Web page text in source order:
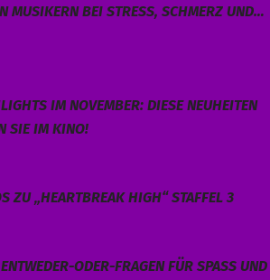
MUSIKERN BEI STRESS, SCHMERZ UND…
IM NOVEMBER: DIESE NEUHEITEN
SIE IM KINO!
ZU „HEARTBREAK HIGH“ STAFFEL 3
ODER-FRAGEN FÜR SPASS UND S